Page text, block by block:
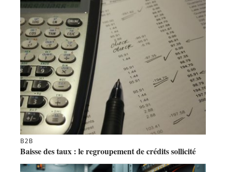
B2B
Baisse des taux : le regroupement de crédits sollicité